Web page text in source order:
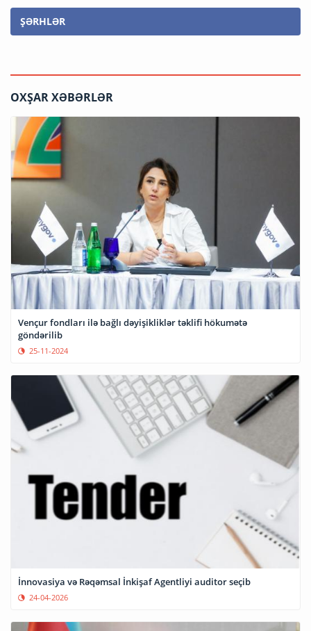
ŞƏRHLƏR
OXŞAR XƏBƏRLƏR
Vençur fondları ilə bağlı dəyişikliklər təklifi hökumətə
göndərilib
25-11-2024
İnnovasiya və Rəqəmsal İnkişaf Agentliyi auditor seçib
24-04-2026